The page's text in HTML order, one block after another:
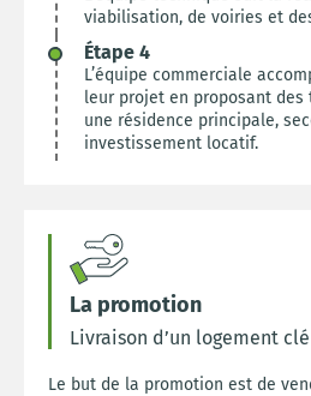
viabilisation, de voiries et
Étape 4
L’équipe commerciale
leur projet en proposant
une résidence principale,
investissement locatif.
La promotion
Livraison d’un logement
Le but de la promotion est de